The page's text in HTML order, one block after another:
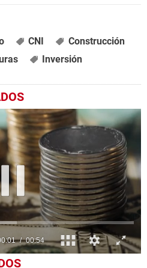
CNI
Construcción
Inversión